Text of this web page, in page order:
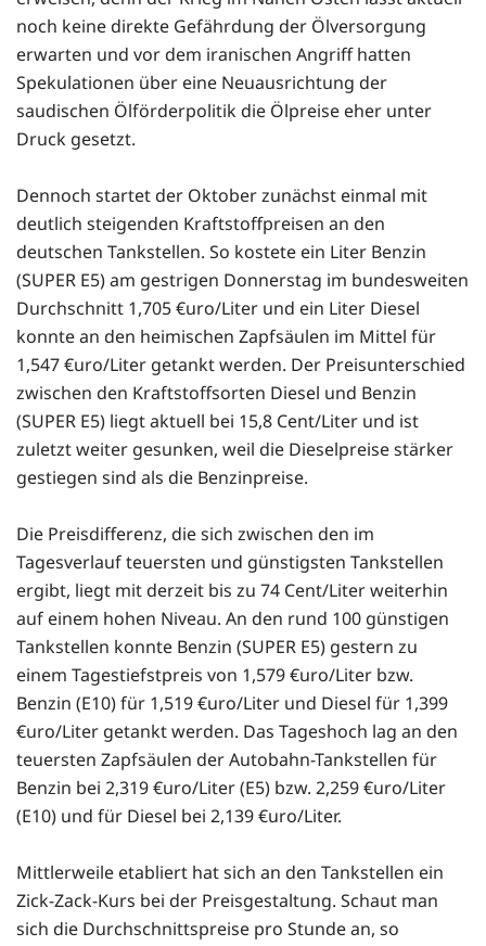
noch keine direkte Gefährdung der Ölversorgung
erwarten und vor dem iranischen Angriff hatten
Spekulationen über eine Neuausrichtung der
saudischen Ölförderpolitik die Ölpreise eher unter
Druck gesetzt.
Dennoch startet der Oktober zunächst einmal mit
deutlich steigenden Kraftstoffpreisen an den
deutschen Tankstellen. So kostete ein Liter Benzin
(SUPER E5) am gestrigen Donnerstag im bundesweiten
Durchschnitt 1,705 €uro/Liter und ein Liter Diesel
konnte an den heimischen Zapfsäulen im Mittel für
1,547 €uro/Liter getankt werden. Der Preisunterschied
zwischen den Kraftstoffsorten Diesel und Benzin
(SUPER E5) liegt aktuell bei 15,8 Cent/Liter und ist
zuletzt weiter gesunken, weil die Dieselpreise stärker
gestiegen sind als die Benzinpreise.
Die Preisdifferenz, die sich zwischen den im
Tagesverlauf teuersten und günstigsten Tankstellen
ergibt, liegt mit derzeit bis zu 74 Cent/Liter weiterhin
auf einem hohen Niveau. An den rund 100 günstigen
Tankstellen konnte Benzin (SUPER E5) gestern zu
einem Tagestiefstpreis von 1,579 €uro/Liter bzw.
Benzin (E10) für 1,519 €uro/Liter und Diesel für 1,399
€uro/Liter getankt werden. Das Tageshoch lag an den
teuersten Zapfsäulen der Autobahn-Tankstellen für
Benzin bei 2,319 €uro/Liter (E5) bzw. 2,259 €uro/Liter
(E10) und für Diesel bei 2,139 €uro/Liter.
Mittlerweile etabliert hat sich an den Tankstellen ein
Zick-Zack-Kurs bei der Preisgestaltung. Schaut man
sich die Durchschnittspreise pro Stunde an, so